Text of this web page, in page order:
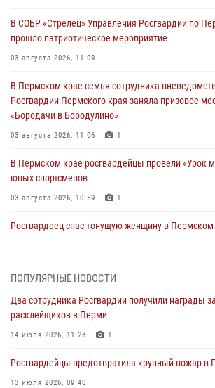
В СОБР «Стрелец» Управления Росгвардии по
прошло патриотическое мероприятие
03 августа 2026, 11:09
В Пермском крае семья сотрудника
Росгвардии Пермского края заняла призовое
«Бородачи в Бородулино»
03 августа 2026, 11:06 1
В Пермском крае росгвардейцы провели «Урок
юных спортсменов
03 августа 2026, 10:59 1
Росгвардеец спас тонущую женщину в Пермском
Сотрудники Росгвардии приняли участие в
28 июля 2026, 10:44 1
Росгвардейцы оказали силовую поддержку при
28 июля 2026, 06:15
ПОПУЛЯРНЫЕ НОВОСТИ
Два сотрудника Росгвардии получили награды
расклейщиков в Перми
14 июля 2026, 11:23 1
Росгвардейцы предотвратила крупный пожар в
13 июля 2026, 09:40